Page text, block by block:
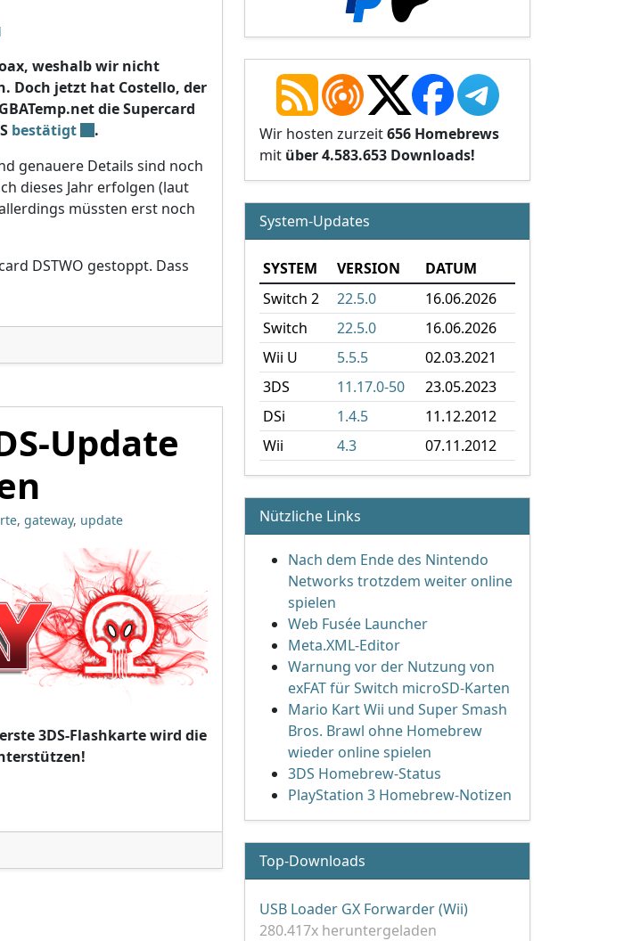
weshalb wir nicht
Doch jetzt hat Costello, der
die Supercard
bestätigt
.
genauere Details sind noch
dieses Jahr erfolgen (laut
müssten erst noch
DSTWO gestoppt. Dass
Update
, gateway, update
3DS-Flashkarte wird die
3DS-Update v9.2.0-20 unterstützen'
Wir hosten zurzeit656 Homebrews
mit über 4.583.653 Downloads!
System-Updates
SYSTEM VERSION
DATUM
Switch 2
22.5.0
16.06.2026
Switch
22.5.0
16.06.2026
Wii U
5.5.5
02.03.2021
3DS
11.17.0-50
23.05.2023
DSi
1.4.5
11.12.2012
Wii
4.3 07.11.2012
Nützliche Links
Nach dem Ende des Nintendo
Networks trotzdem weiter online
spielen
Web Fusée Launcher
Meta.XML-Editor
Warnung vor der Nutzung von
exFAT für Switch microSD-Karten
Mario Kart Wii und Super Smash
Bros. Brawl ohne Homebrew
wieder online spielen
3DS Homebrew-Status
PlayStation 3 Homebrew-Notizen
Top-Downloads
USB Loader GX Forwarder (Wii)
280.417x heruntergeladen